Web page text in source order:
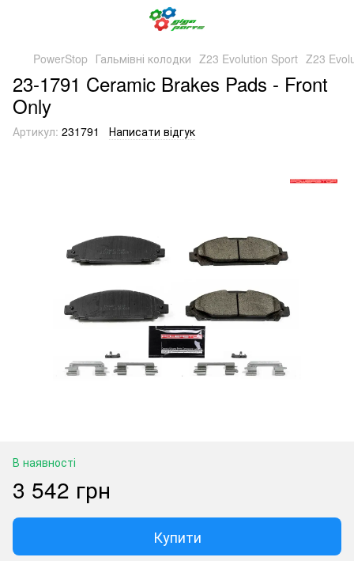
PowerStop Гальмівні колодки Z23 Evolution Sport Z23
23-1791 Ceramic Brakes Pads - Front
Only
Артикул: 231791 Написати відгук
В наявності
3 542 грн
Купити